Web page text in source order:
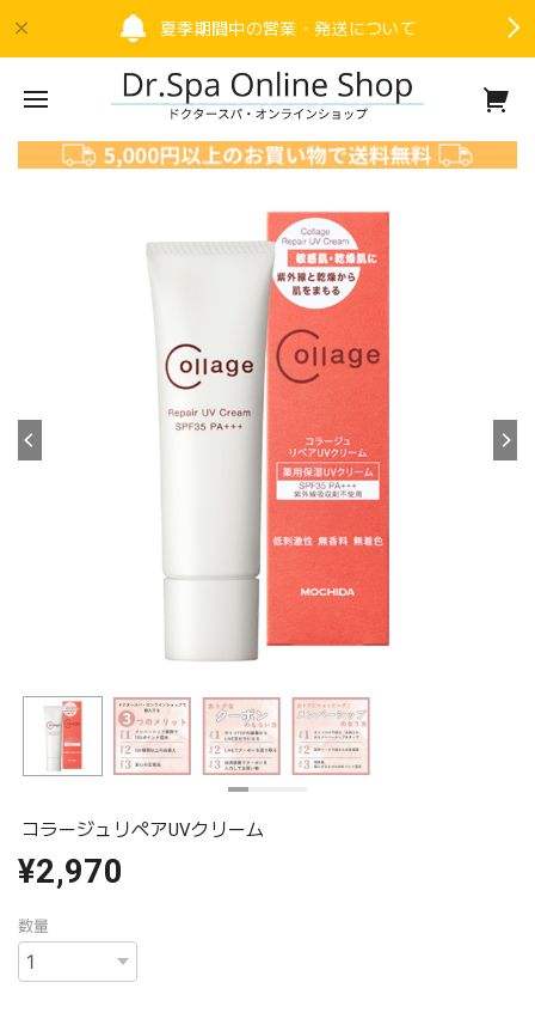
夏季期間中の営業・発送について
コラージュリペアUVクリーム
¥2,970
数量